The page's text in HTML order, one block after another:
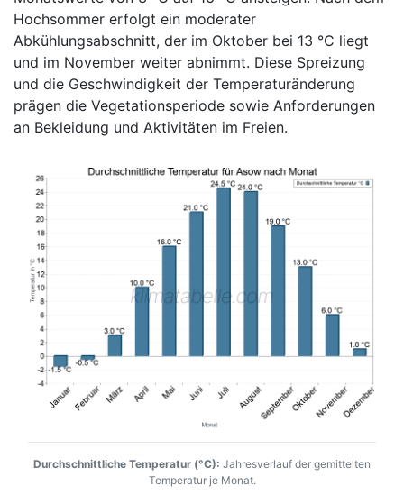
Hochsommer erfolgt ein moderater
Abkühlungsabschnitt, der im Oktober bei 13 °C liegt
und im November weiter abnimmt. Diese Spreizung
und die Geschwindigkeit der Temperaturänderung
prägen die Vegetationsperiode sowie Anforderungen
an Bekleidung und Aktivitäten im Freien.
Durchschnittliche Temperatur (°C): Jahresverlauf der gemittelten
Temperatur je Monat.